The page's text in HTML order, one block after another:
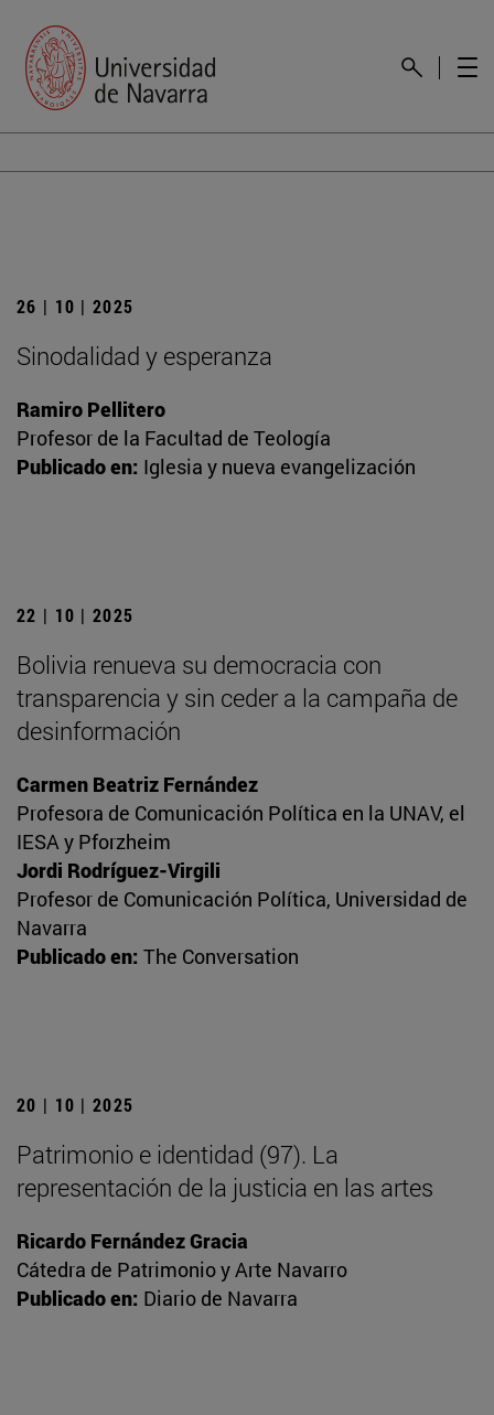
26 | 10 | 2025
Sinodalidad y esperanza
Ramiro Pellitero
Profesor de la Facultad de Teología
Publicado en: Iglesia y nueva evangelización
22 | 10 | 2025
Bolivia renueva su democracia con
transparencia y sin ceder a la campaña de
desinformación
Carmen Beatriz Fernández
Profesora de Comunicación Política en la UNAV, el
IESA y Pforzheim
Jordi Rodríguez-Virgili
Profesor de Comunicación Política, Universidad de
Navarra
Publicado en: The Conversation
20 | 10 | 2025
Patrimonio e identidad (97). La
representación de la justicia en las artes
Ricardo Fernández Gracia
Cátedra de Patrimonio y Arte Navarro
Publicado en: Diario de Navarra